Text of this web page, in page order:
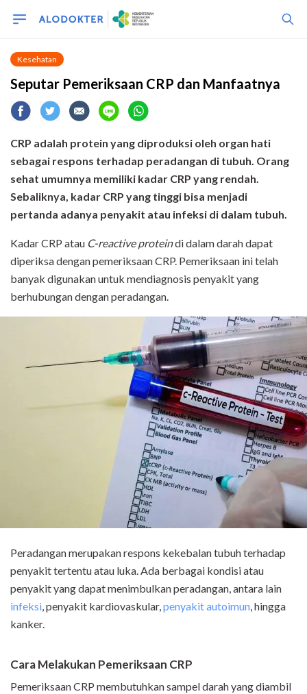
Kesehatan
Seputar Pemeriksaan CRP dan Manfaatnya
CRP adalah protein yang diproduksi oleh organ hati
sebagai respons terhadap peradangan di tubuh. Orang
sehat umumnya memiliki kadar CRP yang rendah.
Sebaliknya, kadar CRP yang tinggi bisa menjadi
pertanda adanya penyakit atau infeksi di dalam tubuh.
Kadar CRP atau C-reactive proteindi dalam darah dapat
diperiksa dengan pemeriksaan CRP. Pemeriksaan ini telah
banyak digunakan untuk mendiagnosis penyakit yang
berhubungan dengan peradangan.
Peradangan merupakan respons kekebalan tubuh terhadap
penyakit tertentu atau luka. Ada berbagai kondisi atau
penyakit yang dapat menimbulkan peradangan, antara lain
infeksi, penyakit kardiovaskular,penyakit autoimun, hingga
kanker.
Cara Melakukan Pemeriksaan CRP
Pemeriksaan CRP membutuhkan sampel darah yang diambil